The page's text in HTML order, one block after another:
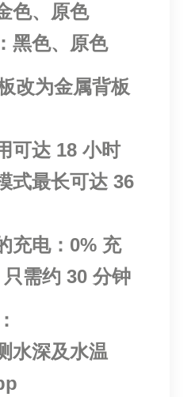
色、原色
黑色、原色
改为金属背板
可达 18 小时
式最长可达 36
充电：0% 充
需约 30 分钟
水深及水温